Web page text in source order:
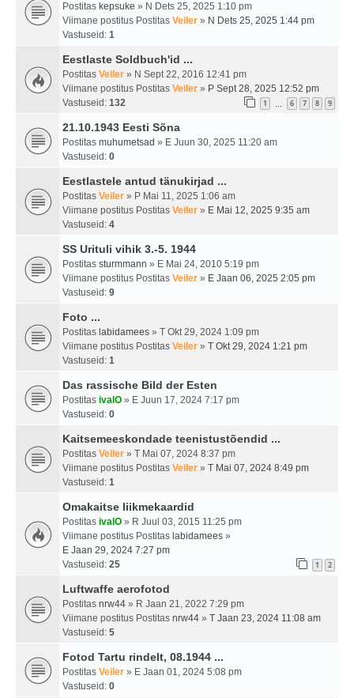
Postitas kepsuke » N Dets 25, 2025 1:10 pm
Viimane postitus Postitas Veiler » N Dets 25, 2025 1:44 pm
Vastuseid: 1
Eestlaste Soldbuch'id ...
Postitas Veiler » N Sept 22, 2016 12:41 pm
Viimane postitus Postitas Veiler » P Sept 28, 2025 12:52 pm
Vastuseid: 132 1 6 7 8 9
21.10.1943 Eesti Sõna
Postitas muhumetsad » E Juun 30, 2025 11:20 am
Vastuseid: 0
Eestlastele antud tänukirjad ...
Postitas Veiler » P Mai 11, 2025 1:06 am
Viimane postitus Postitas Veiler » E Mai 12, 2025 9:35 am
Vastuseid: 4
SS Urituli vihik 3.-5. 1944
Postitas sturmmann » E Mai 24, 2010 5:19 pm
Viimane postitus Postitas Veiler » E Jaan 06, 2025 2:05 pm
Vastuseid: 9
Foto ...
Postitas labidamees » T Okt 29, 2024 1:09 pm
Viimane postitus Postitas Veiler » T Okt 29, 2024 1:21 pm
Vastuseid: 1
Das rassische Bild der Esten
Postitas ivalO » E Juun 17, 2024 7:17 pm
Vastuseid: 0
Kaitsemeeskondade teenistustõendid ...
Postitas Veiler » T Mai 07, 2024 8:37 pm
Viimane postitus Postitas Veiler » T Mai 07, 2024 8:49 pm
Vastuseid: 1
Omakaitse liikmekaardid
Postitas ivalO » R Juul 03, 2015 11:25 pm
Viimane postitus Postitas labidamees »
E Jaan 29, 2024 7:27 pm
Vastuseid: 25 1 2
Luftwaffe aerofotod
Postitas nrw44 » R Jaan 21, 2022 7:29 pm
Viimane postitus Postitas nrw44 » T Jaan 23, 2024 11:08 am
Vastuseid: 5
Fotod Tartu rindelt, 08.1944 ...
Postitas Veiler » E Jaan 01, 2024 5:08 pm
Vastuseid: 0